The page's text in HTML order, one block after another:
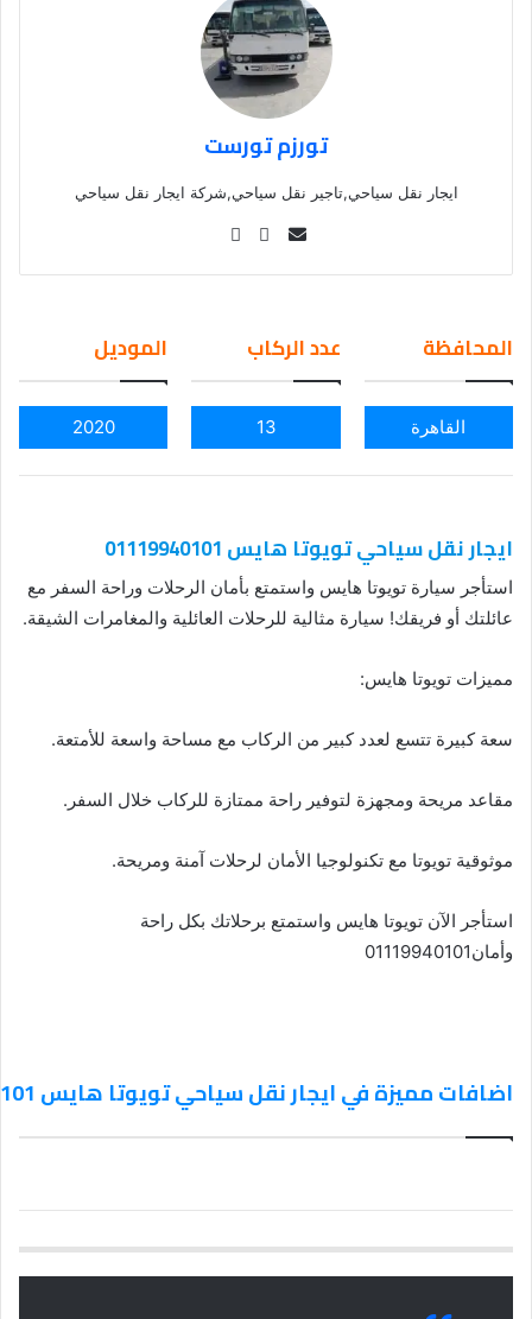
تورزم تورست
ايجار نقل سياحي,تاجير نقل سياحي,شركة ايجار نقل سياحي
Se
ail
المحافظة
القاهرة
عدد الركاب
13
الموديل
2020
ايجار نقل سياحي تويوتا هايس 01119940101
استأجر سيارة تويوتا هايس واستمتع بأمان الرحلات وراحة السفر مع
عائلتك أو فريقك! سيارة مثالية للرحلات العائلية والمغامرات الشيقة.
مميزات تويوتا هايس:
سعة كبيرة تتسع لعدد كبير من الركاب مع مساحة واسعة للأمتعة.
مقاعد مريحة ومجهزة لتوفير راحة ممتازة للركاب خلال السفر.
موثوقية تويوتا مع تكنولوجيا الأمان لرحلات آمنة ومريحة.
استأجر الآن تويوتا هايس واستمتع برحلاتك بكل راحة
وأمان01119940101
اضافات مميزة في ايجار نقل سياحي تويوتا هايس 01119940101